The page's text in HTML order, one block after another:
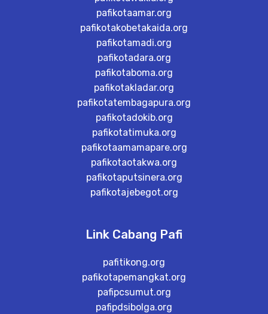
pafikotaamar.org
pafikotakobetakaida.org
pafikotamadi.org
pafikotadara.org
pafikotaboma.org
pafikotakladar.org
pafikotatembagapura.org
pafikotadokib.org
pafikotatimuka.org
pafikotaamamapare.org
pafikotaotakwa.org
pafikotaputsinera.org
pafikotajebegot.org
Link Cabang Pafi
pafitikong.org
pafikotapemangkat.org
pafipcsumut.org
pafipdsibolga.org